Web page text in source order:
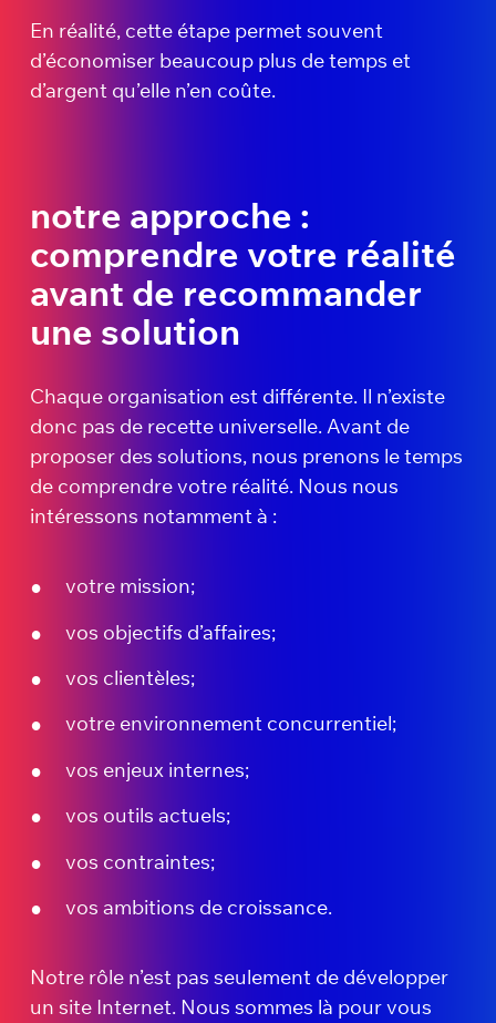
En réalité, cette étape permet souvent
d’économiser beaucoup plus de temps et
d’argent qu’elle n’en coûte.
notre approche :
comprendre votre réalité
avant de recommander
une solution
Chaque organisation est différente. Il n’existe
donc pas de recette universelle. Avant de
proposer des solutions, nous prenons le temps
de comprendre votre réalité. Nous nous
intéressons notamment à :
votre mission;
vos objectifs d’affaires;
vos clientèles;
votre environnement concurrentiel;
vos enjeux internes;
vos outils actuels;
vos contraintes;
vos ambitions de croissance.
Notre rôle n’est pas seulement de développer
un site Internet. Nous sommes là pour vous